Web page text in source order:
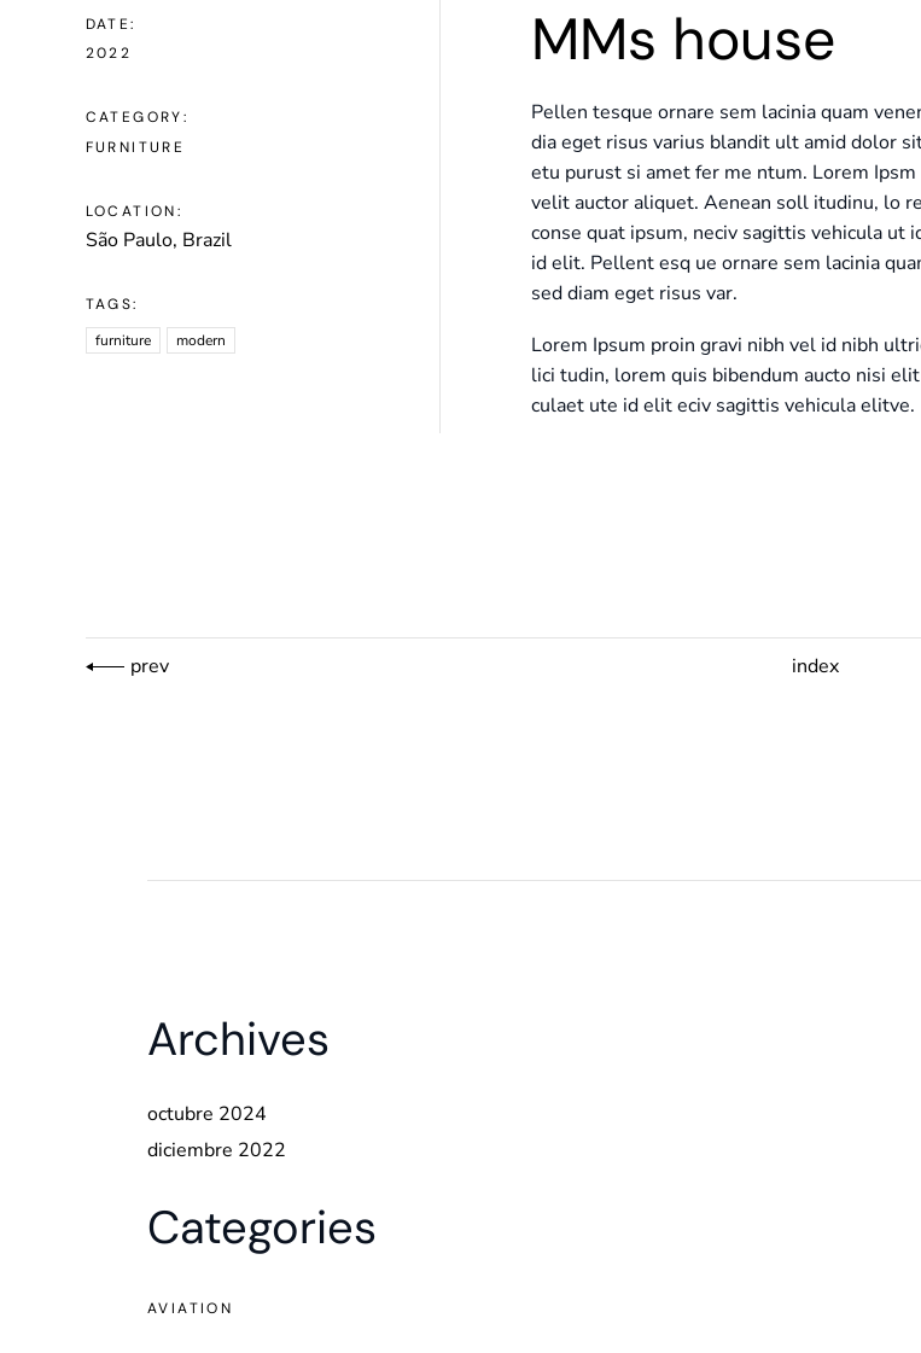
DATE:
2022
CATEGORY:
FURNITURE
LOCATION:
São Paulo, Brazil
TAGS:
furniture
modern
MMs house
Pellen tesque ornare sem lacinia quam
dia eget risus varius blandit ult amid dolor
etu purust si amet fer me ntum. Lorem
velit auctor aliquet. Aenean soll itudinu, lo
conse quat ipsum, neciv sagittis vehicula ut
id elit. Pellent esq ue ornare sem lacinia
sed diam eget risus var.
Lorem Ipsum proin gravi nibh vel id nibh
lici tudin, lorem quis bibendum aucto nisi
culaet ute id elit eciv sagittis vehicula elitve.
prev index
Archives
octubre 2024
diciembre 2022
Categories
AVIATION